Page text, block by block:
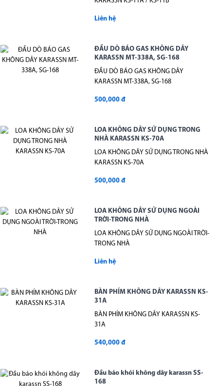
Liên hệ
ĐẦU DÒ BÁO GAS KHÔNG DÂY
KARASSN MT-338A, SG-168
ĐẦU DÒ BÁO GAS KHÔNG DÂY
KARASSN MT-338A, SG-168
500,000 đ
LOA KHÔNG DÂY SỬ DỤNG TRONG
NHÀ KARASSN KS-70A
LOA KHÔNG DÂY SỬ DỤNG TRONG NHÀ
KARASSN KS-70A
500,000 đ
LOA KHÔNG DÂY SỬ DỤNG NGOÀI
TRỜI-TRONG NHÀ
LOA KHÔNG DÂY SỬ DỤNG NGOÀI TRỜI-
TRONG NHÀ
Liên hệ
BÀN PHÍM KHÔNG DÂY KARASSN KS-
31A
BÀN PHÍM KHÔNG DÂY KARASSN KS-
31A
540,000 đ
Đầu báo khói không dây karassn SS-
168